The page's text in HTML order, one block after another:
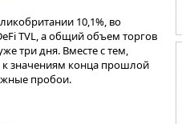
10,1%, во
TVL, а общий объем торгов
три дня. Вместе с тем,
значениям конца прошлой
пробои.